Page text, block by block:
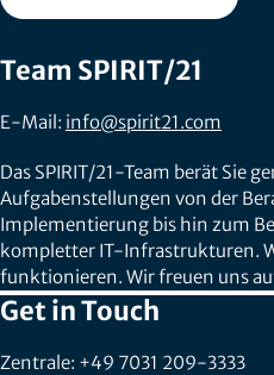
Team SPIRIT/21
E-Mail: info@spirit21.com
Das SPIRIT/21-Team berät Sie
Aufgabenstellungen von der
Implementierung bis hin zum
kompletter IT-Infrastrukturen.
funktionieren. Wir freuen uns
Get in Touch
Zentrale: +49 7031 209-3333